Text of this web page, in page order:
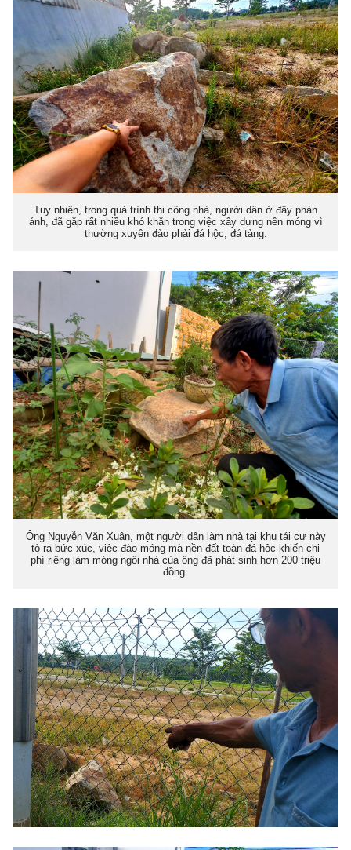
Tuy nhiên, trong quá trình thi công nhà, người dân ở đây phản
ánh, đã gặp rất nhiều khó khăn trong việc xây dựng nền móng vì
thường xuyên đào phải đá hộc, đá tảng.
Ông Nguyễn Văn Xuân, một người dân làm nhà tại khu tái cư này
tỏ ra bức xúc, việc đào móng mà nền đất toàn đá hộc khiến chi
phí riêng làm móng ngôi nhà của ông đã phát sinh hơn 200 triệu
đồng.